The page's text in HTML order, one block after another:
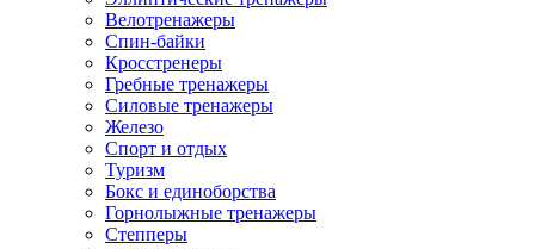
Велотренажеры
Спин-байки
Кросстренеры
Гребные тренажеры
Силовые тренажеры
Железо
Спорт и отдых
Туризм
Бокс и единоборства
Горнолыжные тренажеры
Степперы